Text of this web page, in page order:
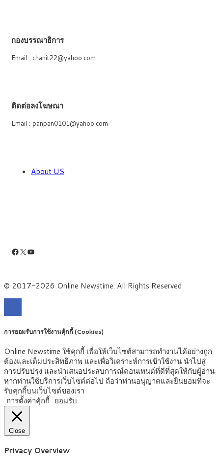
กองบรรณาธิการ
Email : chanit22@yahoo.com
ติดต่อลงโฆษณา
Email : panpan0101@yahoo.com
About US
Facebook
X YouTube
© 2017-2026 Online Newstime. All Rights Reserved
การยอมรับการใช้งานคุ้กกี้ (Cookies)
Online Newstime ใช้คุกกี้ เพื่อให้เว็บไซต์สามารถทำงานได้อย่างถูก
ต้องและเต็มประสิทธิภาพ และเพื่อวิเคราะห์การเข้าใช้งาน นำไปสู่
การปรับปรุง และนำเสนอประสบการณ์คอนเทนต์ที่ดีที่สุดให้กับผู้อ่าน
หากท่านใช้บริการเว็บไซต์ต่อไป ถือว่าท่านอนุญาตและยินยอมที่จะ
รับคุกกี้บนเว็บไซต์ของเรา
การตั้งค่าคุ้กกี้ ยอมรับ
Close
Privacy Overview